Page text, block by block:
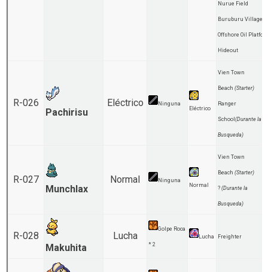
Nurue Field
Buruburu Village
Offshore Oil
Hideout
R-026
Pachirisu
Eléctrico
Ninguna
Eléctrico
Vien Town
Beach (Starter)
Ranger
School (Durante la
Busqueda)
R-027
Munchlax
Normal
Ninguna
Normal
Vien Town
Beach (Starter)
? (Durante la
Busqueda)
R-028
Makuhita
Lucha
Golpe Roca
* 2
Lucha Freighter